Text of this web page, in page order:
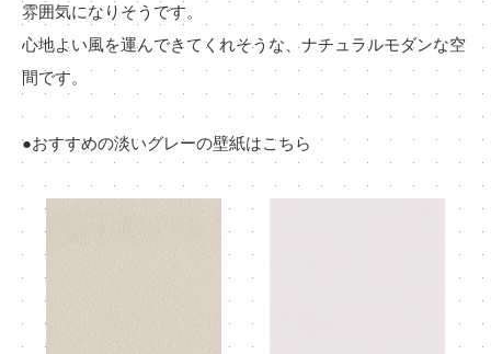
雰囲気になりそうです。
心地よい風を運んできてくれそうな、ナチュラルモダンな空
間です。
●おすすめの淡いグレーの壁紙はこちら